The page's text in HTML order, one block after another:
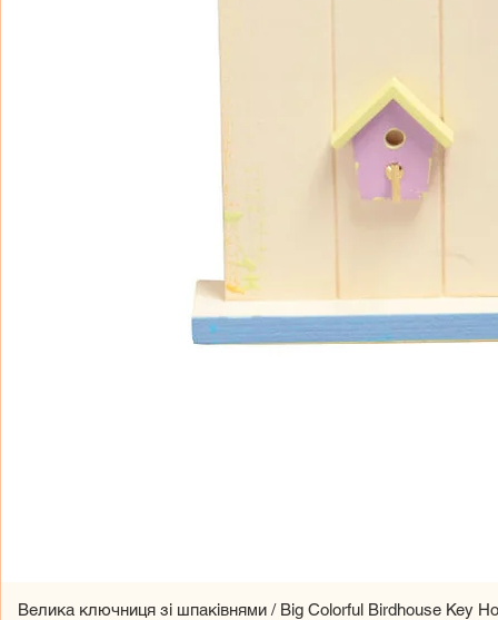
Велика ключниця зі шпаківнями / Big Colorful Birdhouse Key